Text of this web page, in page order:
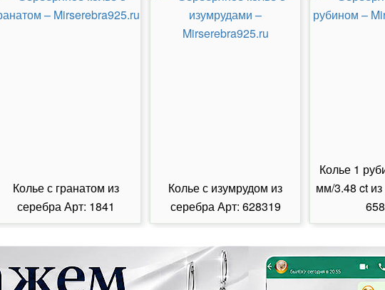
Колье с гранатом из
серебра Арт: 1841
Колье с изумрудом из
серебра Арт: 628319
Колье 1
мм/3.48 ct